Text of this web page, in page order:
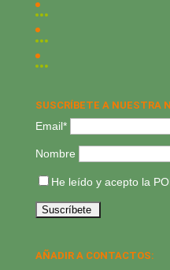
SUSCRÍBETE A NUESTRA
Email*
Nombre
He leído y acepto la
AÑADIR A CONTACTOS: